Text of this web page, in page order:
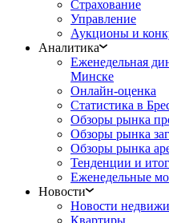
Страхование
Управление
Аукционы и
Аналитика
Еженедельная
Минске
Онлайн-оценка
Статистика в
Обзоры рынка
Обзоры рынка
Обзоры рынка
Тенденции и
Еженедельные
Новости
Новости
Квартиры